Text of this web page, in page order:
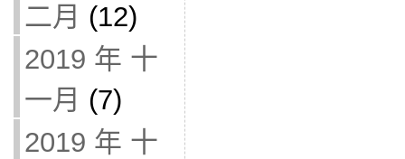
二月 (12)
2019 年 十
一月 (7)
2019 年 十